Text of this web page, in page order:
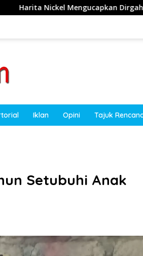
Dirgahayu Republik
Iklan Opini Tajuk
Setubuhi Anak